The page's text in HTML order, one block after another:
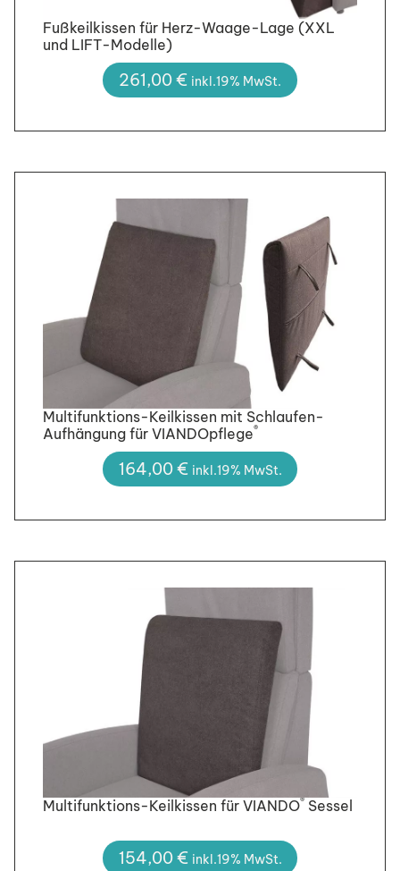
Fußkeilkissen für Herz-Waage-Lage (XXL
und LIFT-Modelle)
261,00€ inkl.19% MwSt.
Multifunktions-Keilkissen mit Schlaufen-
Aufhängung für VIANDOpflege®
164,00€ inkl.19% MwSt.
Multifunktions-Keilkissen für VIANDO®Sessel
154,00€ inkl.19% MwSt.